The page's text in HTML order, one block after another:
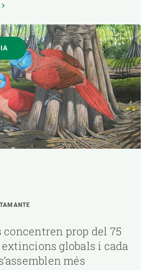
concentren prop del 75
extincions globals i cada
més